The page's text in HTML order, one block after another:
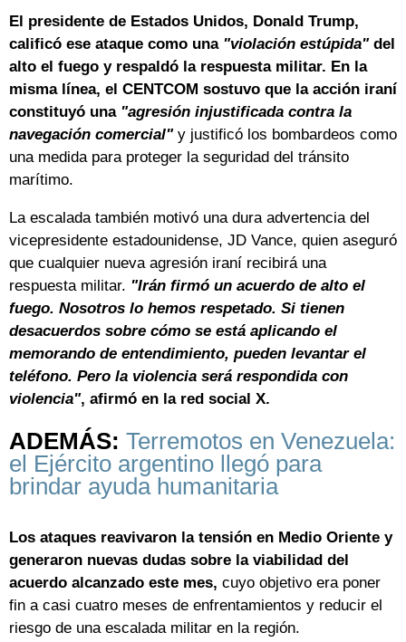
El presidente de Estados Unidos, Donald Trump,
calificó ese ataque como una "violación estúpida"del
alto el fuego y respaldó la respuesta militar. En la
misma línea, el CENTCOM sostuvo que la acción iraní
constituyó una "agresión injustificada contra la
navegación comercial"y justificó los bombardeos como
una medida para proteger la seguridad del tránsito
marítimo.
La escalada también motivó una dura advertencia del
vicepresidente estadounidense, JD Vance, quien aseguró
que cualquier nueva agresión iraní recibirá una
respuesta militar. "Irán firmó un acuerdo de alto el
fuego. Nosotros lo hemos respetado. Si tienen
desacuerdos sobre cómo se está aplicando el
memorando de entendimiento, pueden levantar el
teléfono. Pero la violencia será respondida con
violencia", afirmó en la red social X.
ADEMÁS: Terremotos en Venezuela:
el Ejército argentino llegó para
brindar ayuda humanitaria
Los ataques reavivaron la tensión en Medio Oriente y
generaron nuevas dudas sobre la viabilidad del
acuerdo alcanzado este mes, cuyo objetivo era poner
fin a casi cuatro meses de enfrentamientos y reducir el
riesgo de una escalada militar en la región.